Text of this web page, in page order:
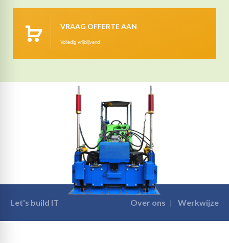
VRAAG OFFERTE AAN
Volledig vrijblijvend
Let's build IT Over ons Werkwijze